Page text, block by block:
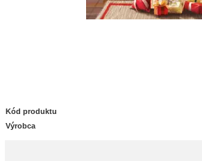
Kód produktu
Výrobca